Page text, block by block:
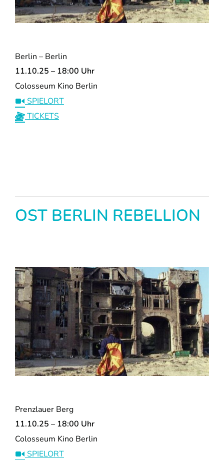
Berlin – Berlin
11.10.25 – 18:00 Uhr
Colosseum Kino Berlin
SPIELORT
TICKETS
OST BERLIN REBELLION
Prenzlauer Berg
11.10.25 – 18:00 Uhr
Colosseum Kino Berlin
SPIELORT